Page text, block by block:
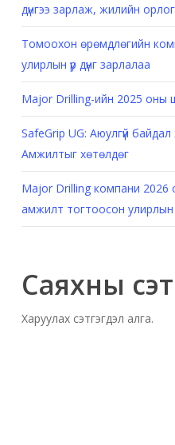
дүнгээ зарлаж, жилийн
Томоохон өрөмдлөгийн
улирлын үр дүнг зарлалаа
Major Drilling-ийн 2025 оны
SafeGrip UG: Аюулгүй
Амжилтыг хөтөлдөг
Major Drilling компани 2026
амжилт тогтоосон
Саяхны
Харуулах сэтгэгдэл алга.